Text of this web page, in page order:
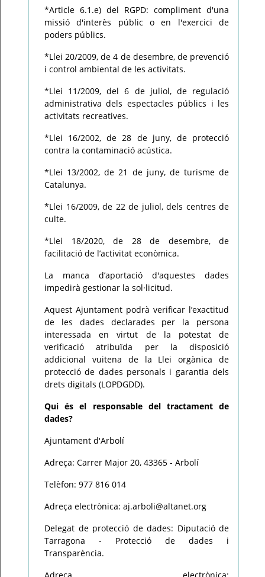
*Article 6.1.e) del RGPD: compliment d'una
missió d'interès públic o en l'exercici de
poders públics.
*Llei 20/2009, de 4 de desembre, de prevenció
i control ambiental de les activitats.
*Llei 11/2009, del 6 de juliol, de regulació
administrativa dels espectacles públics i les
activitats recreatives.
*Llei 16/2002, de 28 de juny, de protecció
contra la contaminació acústica.
*Llei 13/2002, de 21 de juny, de turisme de
Catalunya.
*Llei 16/2009, de 22 de juliol, dels centres de
culte.
*Llei 18/2020, de 28 de desembre, de
facilitació de l’activitat econòmica.
La manca d’aportació d'aquestes dades
impedirà gestionar la sol·licitud.
Aquest Ajuntament podrà verificar l’exactitud
de les dades declarades per la persona
interessada en virtut de la potestat de
verificació atribuïda per la disposició
addicional vuitena de la Llei orgànica de
protecció de dades personals i garantia dels
drets digitals (LOPDGDD).
Qui és el responsable del tractament de
dades?
Ajuntament d'Arbolí
Adreça: Carrer Major 20, 43365 - Arbolí
Telèfon: 977 816 014
Adreça electrònica: aj.arboli@altanet.org
Delegat de protecció de dades: Diputació de
Tarragona - Protecció de dades i
Transparència.